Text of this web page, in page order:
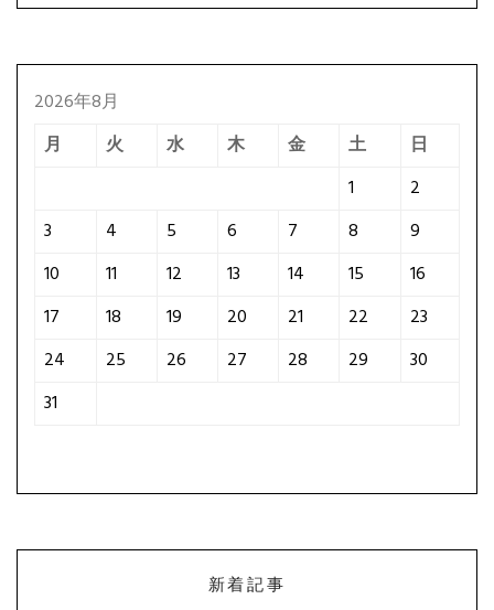
2026年8月
月
火 水 木 金 土
日
1
2
3
4 5 6 7 8
9
10
11 12 13 14 15
16
17
18 19 20 21 22
23
24
25 26 27 28 29
30
31
新着記事